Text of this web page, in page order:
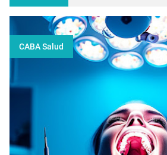
CABA Salud